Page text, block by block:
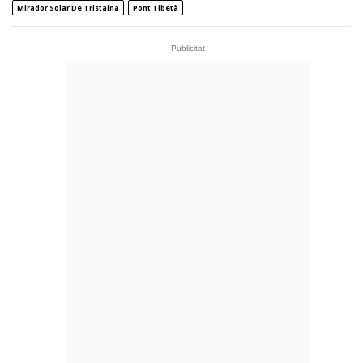
Mirador Solar De Tristaina
Pont Tibetà
- Publicitat -